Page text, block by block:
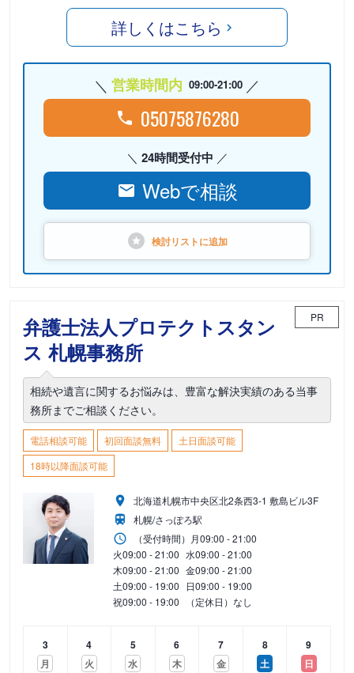
詳しくはこちら
営業時間内 09:00-21:00
05075876280
24時間受付中
Webで相談
検討リストに追加
弁護士法人プロテクトスタン
ス 札幌事務所
PR
相続や遺言に関するお悩みは、豊富な解決実績のある当事
務所までご相談ください。
電話相談可能 初回面談無料
土日面談可能
18時以降面談可能
北海道札幌市中央区北2条西3-1 敷島ビル3F
札幌/さっぽろ駅
（受付時間） 月09:00 - 21:00
火09:00 - 21:00 水09:00 - 21:00
木09:00 - 21:00 金09:00 - 21:00
土09:00 - 19:00 日09:00 - 19:00
祝09:00 - 19:00 （定休日）なし
3
月
4
火
5
水
6
木
7
金
8
土
9
日